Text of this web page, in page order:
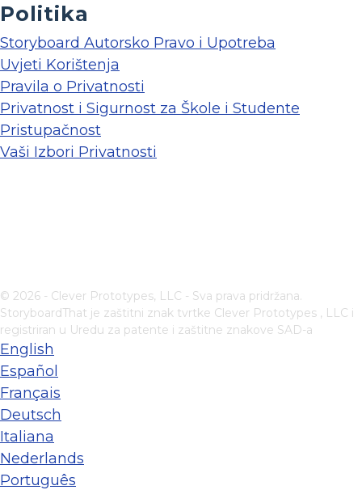
Politika
Storyboard Autorsko Pravo i Upotreba
Uvjeti Korištenja
Pravila o Privatnosti
Privatnost i Sigurnost za Škole i Studente
Pristupačnost
Vaši Izbori Privatnosti
© 2026 - Clever Prototypes, LLC - Sva prava pridržana.
StoryboardThat je zaštitni znak tvrtke Clever Prototypes , LLC i
registriran u Uredu za patente i zaštitne znakove SAD-a
English
Español
Français
Deutsch
Italiana
Nederlands
Português